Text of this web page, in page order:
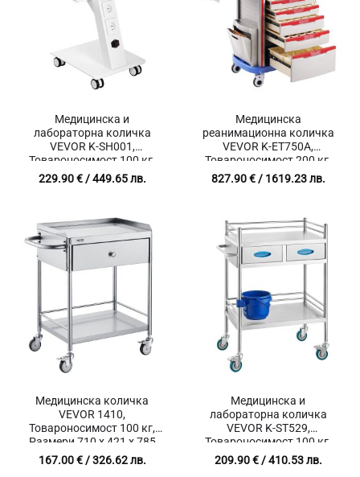
Медицинска и
лабораторна количка
VEVOR K-SH001,
Товароносимост 100 кг,
Размери 510 x 407 x 742
мм, Вградени 3 контакта
229.90€/ 449.65 лв.
Медицинска
реанимационна количка
VEVOR K-ET750A,
Товароносимост 200 кг,
Разполага с поставка за
дефибрилатор и стойка за
827.90€/ 1619.23 лв.
Медицинска количка
VEVOR 1410,
Товароносимост 100 кг,
Размери 710 x 421 x 785
мм, Неръждаема стомана
SUS 201
167.00€/ 326.62 лв.
Медицинска и
лабораторна количка
VEVOR K-ST529,
Товароносимост 100 кг,
Размери 656 x 388 x 855
мм, Неръждаема стомана
209.90€/ 410.53 лв.